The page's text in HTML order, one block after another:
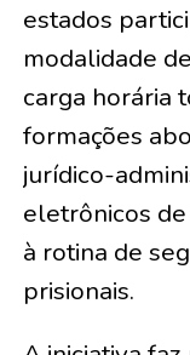
estados
modalidade
carga horária
formações
jurídico-
eletrônicos
à rotina de
prisionais.